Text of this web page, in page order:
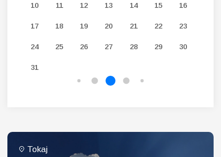
10 11 12 13 14 15 16
17 18 19 20 21 22 23
24 25 26 27 28 29 30
31
Tokaj